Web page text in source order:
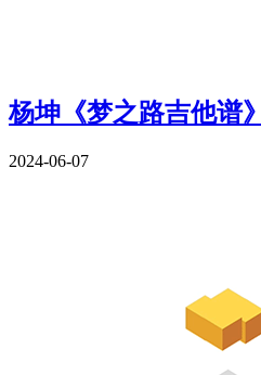
杨坤《梦之路吉他谱
2024-06-07